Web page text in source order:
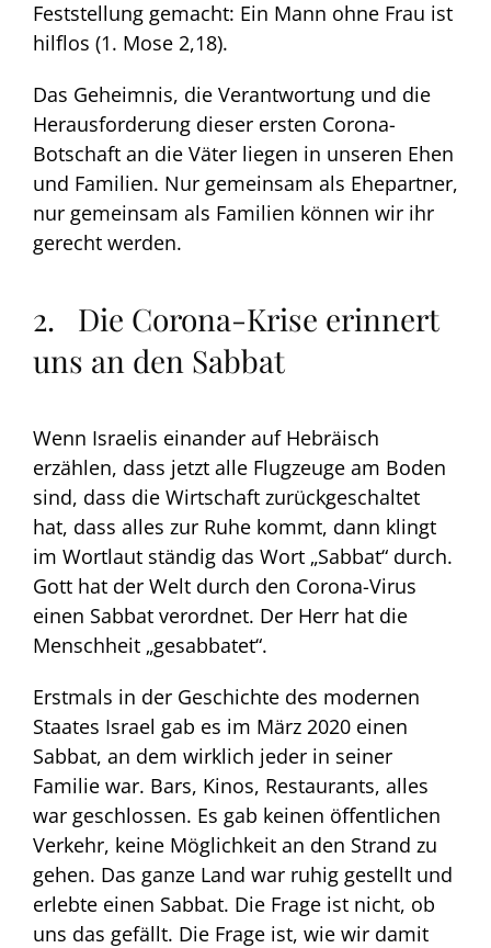
Feststellung gemacht: Ein Mann ohne Frau ist
hilflos (1. Mose 2,18).
Das Geheimnis, die Verantwortung und die
Herausforderung dieser ersten Corona-
Botschaft an die Väter liegen in unseren Ehen
und Familien. Nur gemeinsam als Ehepartner,
nur gemeinsam als Familien können wir ihr
gerecht werden.
2. Die Corona-Krise erinnert
uns an den Sabbat
Wenn Israelis einander auf Hebräisch
erzählen, dass jetzt alle Flugzeuge am Boden
sind, dass die Wirtschaft zurückgeschaltet
hat, dass alles zur Ruhe kommt, dann klingt
im Wortlaut ständig das Wort „Sabbat“ durch.
Gott hat der Welt durch den Corona-Virus
einen Sabbat verordnet. Der Herr hat die
Menschheit „gesabbatet“.
Erstmals in der Geschichte des modernen
Staates Israel gab es im März 2020 einen
Sabbat, an dem wirklich jeder in seiner
Familie war. Bars, Kinos, Restaurants, alles
war geschlossen. Es gab keinen öffentlichen
Verkehr, keine Möglichkeit an den Strand zu
gehen. Das ganze Land war ruhig gestellt und
erlebte einen Sabbat. Die Frage ist nicht, ob
uns das gefällt. Die Frage ist, wie wir damit